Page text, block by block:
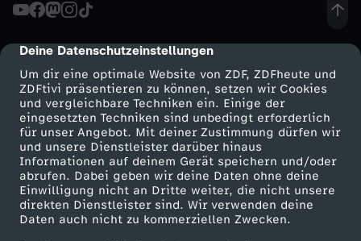
cmp-dialog-description
Deine Datenschutzeinstellungen
Um dir eine optimale Website von ZDF, ZDFheute und
ZDFtivi präsentieren zu können, setzen wir Cookies
und vergleichbare Techniken ein. Einige der
eingesetzten Techniken sind unbedingt erforderlich
für unser Angebot. Mit deiner Zustimmung dürfen wir
und unsere Dienstleister darüber hinaus
Informationen auf deinem Gerät speichern und/oder
abrufen. Dabei geben wir deine Daten ohne deine
Einwilligung nicht an Dritte weiter, die nicht unsere
direkten Dienstleister sind. Wir verwenden deine
Daten auch nicht zu kommerziellen Zwecken.
i
e
l
Mehr ZDF
ZDF-Apps
Smart TV
ZDFtext
Service
ZDFmitreden
Kontakt zum ZDF
Tickets